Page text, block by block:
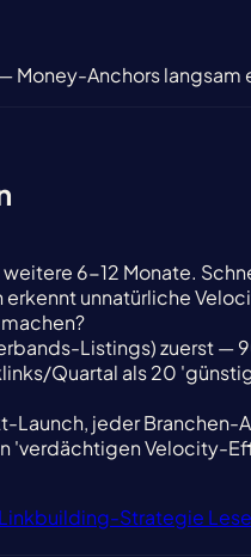
Anchors langsam
6-12 Monate.
unnatürliche
Listings) zuerst
Quartal als 20
jeder
'verdächtigen Velocity-
Linkbuilding-Strategie